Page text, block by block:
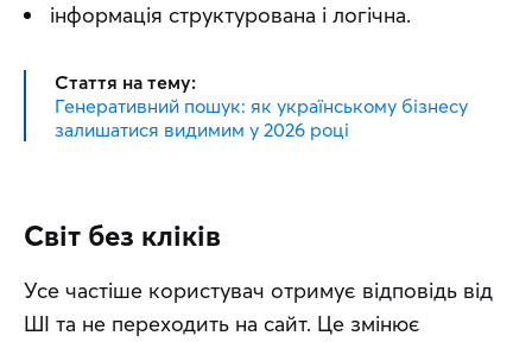
інформація структурована і логічна.
Стаття на тему:
Генеративний пошук: як українському бізнесу
залишатися видимим у 2026 році
Світ без кліків
Усе частіше користувач отримує відповідь від
ШІ та не переходить на сайт. Це змінює